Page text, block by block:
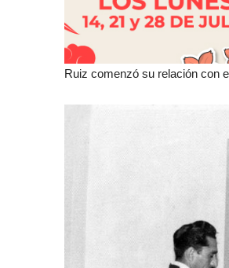
Ruiz comenzó su relación con